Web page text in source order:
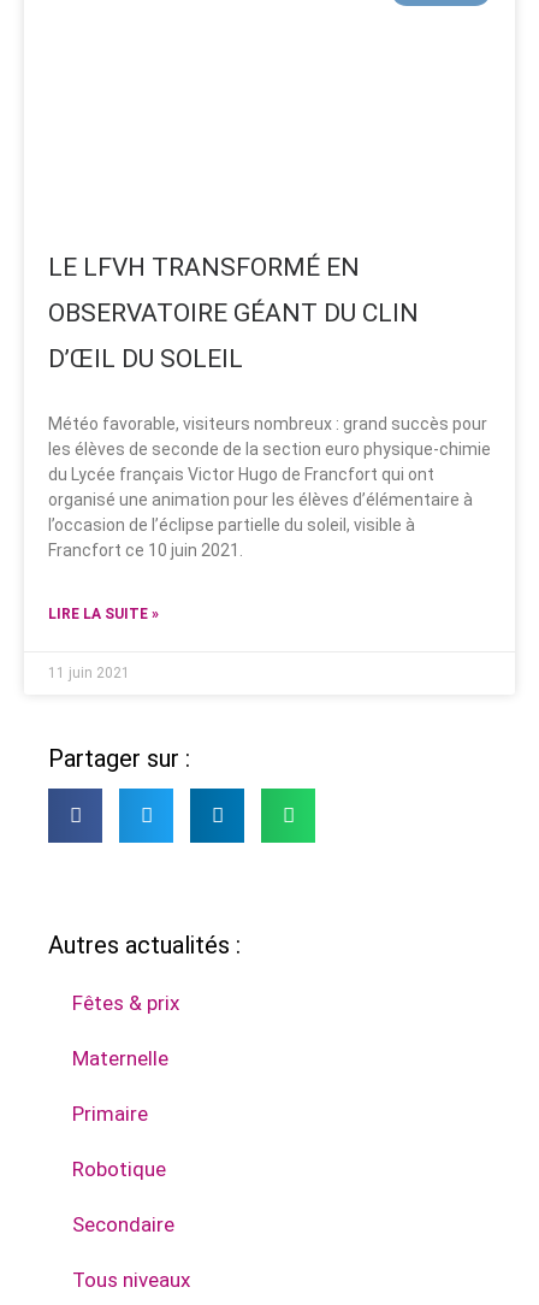
LE LFVH TRANSFORMÉ EN
OBSERVATOIRE GÉANT DU CLIN
D’ŒIL DU SOLEIL
Météo favorable, visiteurs nombreux : grand succès pour
les élèves de seconde de la section euro physique-chimie
du Lycée français Victor Hugo de Francfort qui ont
organisé une animation pour les élèves d’élémentaire à
l’occasion de l’éclipse partielle du soleil, visible à
Francfort ce 10 juin 2021.
LIRE LA SUITE »
11 juin 2021
Partager sur :
Autres actualités :
Fêtes & prix
Maternelle
Primaire
Robotique
Secondaire
Tous niveaux